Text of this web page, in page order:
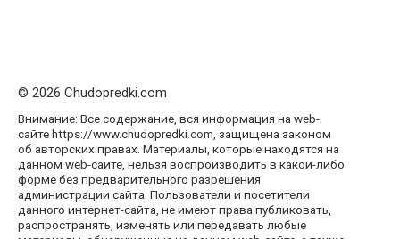
© 2026 Chudopredki.com
Внимание: Все содержание, вся информация на web-
сайте https://www.chudopredki.com, защищена законом
об авторских правах. Материалы, которые находятся на
данном web-сайте, нельзя воспроизводить в какой-либо
форме без предварительного разрешения
администрации сайта. Пользователи и посетители
данного интернет-сайта, не имеют права публиковать,
распространять, изменять или передавать любые